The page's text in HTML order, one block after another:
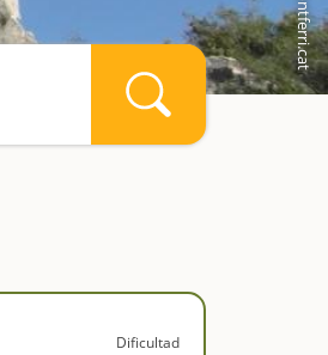
Dificultad